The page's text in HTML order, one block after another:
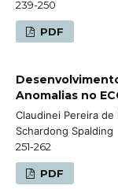
239-250
PDF
Anomalias no
Claudinei Pereira
Schardong Spalding
251-262
PDF